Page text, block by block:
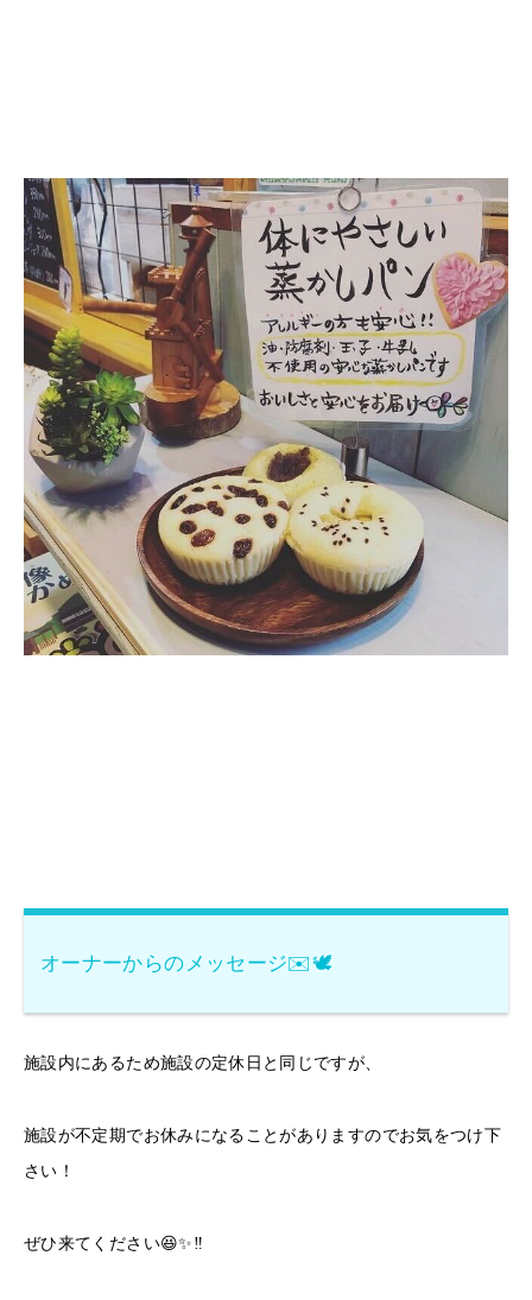
オーナーからのメッセージ✉️🕊️
施設内にあるため施設の定休日と同じですが、
施設が不定期でお休みになることがありますのでお気をつけ下
さい！
ぜひ来てください😆✨‼️